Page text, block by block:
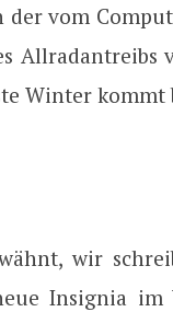
der vom
Allradantreibs
Winter kommt
wir
Insignia im